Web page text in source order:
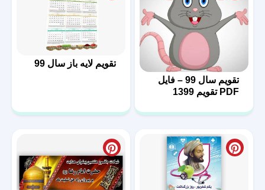
تقویم سال 99 – فایل
PDF تقویم 1399
تقویم لایه باز سال 99